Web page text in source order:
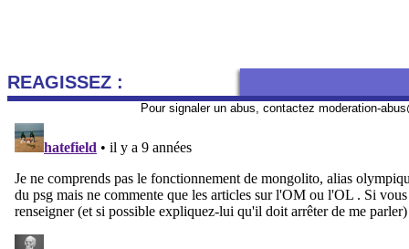
REAGISSEZ :
Pour signaler un abus, contactez moderation-